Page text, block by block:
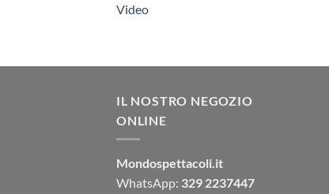
Video
IL NOSTRO NEGOZIO
ONLINE
Mondospettacoli.it
WhatsApp: 329 2237447